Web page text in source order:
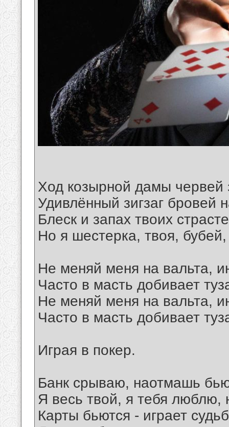
Ход козырной дамы червей
Удивлённый зигзаг бровей
Блеск и запах твоих
Но я шестерка, твоя,
Не меняй меня на вальта,
Часто в масть добивает
Не меняй меня на вальта,
Часто в масть добивает
Играя в покер.
Банк срываю, наотмашь
Я весь твой, я тебя люблю,
Карты бьются - играет